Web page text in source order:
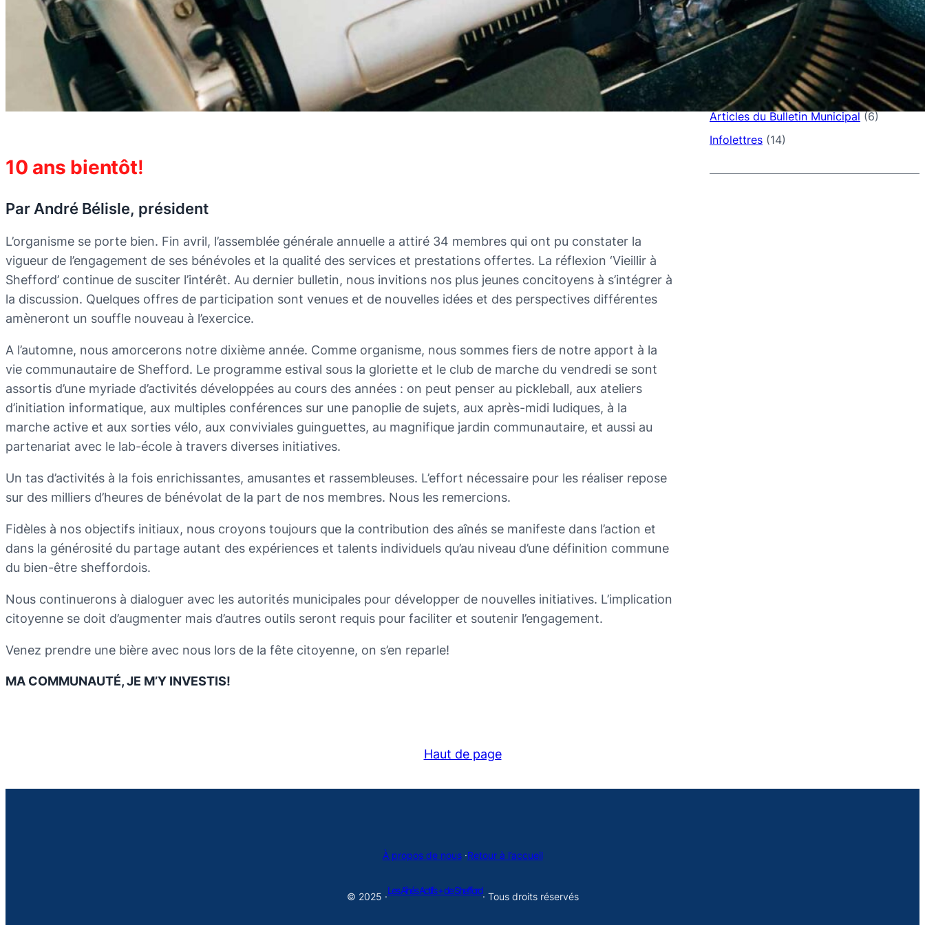
10 ans bientôt!
Par André Bélisle, président
L’organisme se porte bien. Fin avril, l’assemblée générale annuelle a attiré 34 membres qui ont pu constater la
vigueur de l’engagement de ses bénévoles et la qualité des services et prestations offertes. La réflexion ‘Vieillir à
Shefford’ continue de susciter l’intérêt. Au dernier bulletin, nous invitions nos plus jeunes concitoyens à s’intégrer à
la discussion. Quelques offres de participation sont venues et de nouvelles idées et des perspectives différentes
amèneront un souffle nouveau à l’exercice.
A l’automne, nous amorcerons notre dixième année. Comme organisme, nous sommes fiers de notre apport à la
vie communautaire de Shefford. Le programme estival sous la gloriette et le club de marche du vendredi se sont
assortis d’une myriade d’activités développées au cours des années : on peut penser au pickleball, aux ateliers
d’initiation informatique, aux multiples conférences sur une panoplie de sujets, aux après-midi ludiques, à la
marche active et aux sorties vélo, aux conviviales guinguettes, au magnifique jardin communautaire, et aussi au
partenariat avec le lab-école à travers diverses initiatives.
Un tas d’activités à la fois enrichissantes, amusantes et rassembleuses. L’effort nécessaire pour les réaliser repose
sur des milliers d’heures de bénévolat de la part de nos membres. Nous les remercions.
Fidèles à nos objectifs initiaux, nous croyons toujours que la contribution des aînés se manifeste dans l’action et
dans la générosité du partage autant des expériences et talents individuels qu’au niveau d’une définition commune
du bien-être sheffordois.
Nous continuerons à dialoguer avec les autorités municipales pour développer de nouvelles initiatives. L’implication
citoyenne se doit d’augmenter mais d’autres outils seront requis pour faciliter et soutenir l’engagement.
Venez prendre une bière avec nous lors de la fête citoyenne, on s’en reparle!
MA COMMUNAUTÉ, JE M’Y INVESTIS!
SUJETS
Annonces – Actualités(3)
Articles(1)
Articles du Bulletin Municipal(6)
Infolettres (14)
Haut de page
À propos de nous·Retour à l’accueil
© 2025 ·
Les Aînés Actifs + de Shefford
· Tous droits réservés